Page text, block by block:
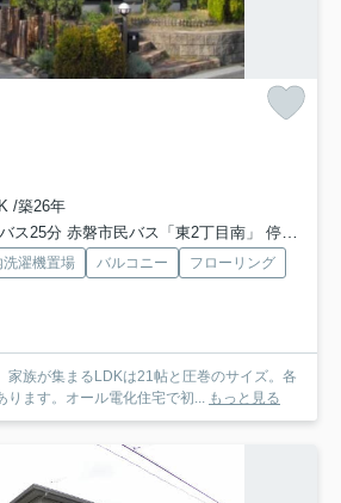
/築26年
25分 赤磐市民バス「東2丁目南」 停歩4分
洗濯機置場 バルコニー
フローリング
家族が集まるLDKは21帖と圧巻のサイズ。各
ります。オール電化住宅で初... もっと見る